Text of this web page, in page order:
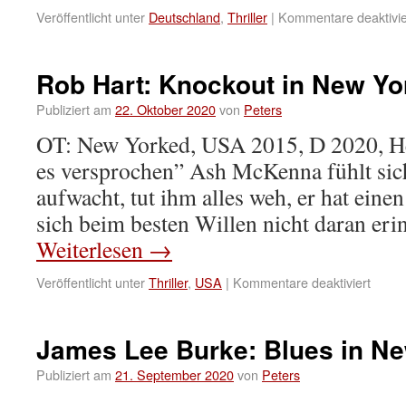
Veröffentlicht unter Deutschland, Thriller | Kommentare
Rob Hart: Knockout in New
Publiziert am 22. Oktober 2020von Peters
OT: New Yorked, USA 2015, D 2020,
es versprochen” Ash McKenna fühlt
aufwacht, tut ihm alles weh, er hat
sich beim besten Willen nicht daran
Weiterlesen →
Veröffentlicht unterThriller, USA | Kommentare deaktiviert
James Lee Burke: Blues in
Publiziert am 21. September 2020von Peters